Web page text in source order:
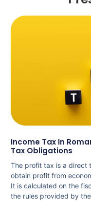
Income Tax In
Tax Obligations
The profit tax is a direct
obtain profit from
It is calculated on the
the rules provided by